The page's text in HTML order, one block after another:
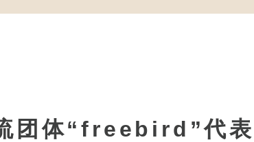
团体“freebird”代